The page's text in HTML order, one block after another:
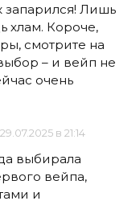
запарился! Лишь
хлам. Короче,
смотрите на
– и вейп не
очень
29.07.2025 в 21:14
выбирала
вейпа,
и